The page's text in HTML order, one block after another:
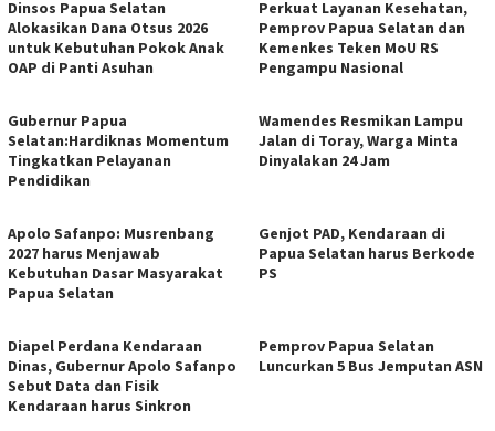
Dinsos Papua Selatan
Alokasikan Dana Otsus 2026
untuk Kebutuhan Pokok Anak
OAP di Panti Asuhan
Perkuat Layanan Kesehatan,
Pemprov Papua Selatan dan
Kemenkes Teken MoU RS
Pengampu Nasional
Gubernur Papua
Selatan:Hardiknas Momentum
Tingkatkan Pelayanan
Pendidikan
Wamendes Resmikan Lampu
Jalan di Toray, Warga Minta
Dinyalakan 24 Jam
Apolo Safanpo: Musrenbang
2027 harus Menjawab
Kebutuhan Dasar Masyarakat
Papua Selatan
Genjot PAD, Kendaraan di
Papua Selatan harus Berkode
PS
Diapel Perdana Kendaraan
Dinas, Gubernur Apolo Safanpo
Sebut Data dan Fisik
Kendaraan harus Sinkron
Pemprov Papua Selatan
Luncurkan 5 Bus Jemputan ASN